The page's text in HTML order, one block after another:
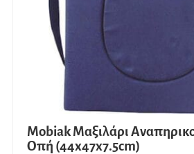
Mobiak Μαξιλάρι
Οπή (44x47x7.5cm)